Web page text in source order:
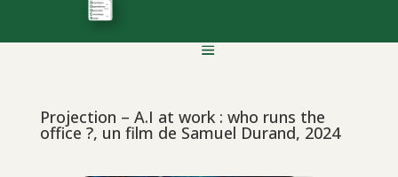
Projection – A.I at work : who runs the
office ?, un film de Samuel Durand, 2024